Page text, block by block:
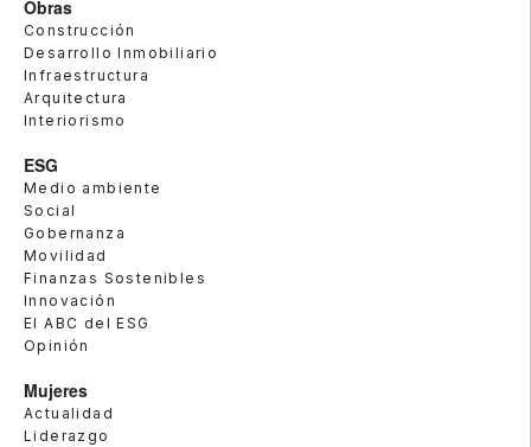
Obras
Construcción
Desarrollo Inmobiliario
Infraestructura
Arquitectura
Interiorismo
ESG
Medio ambiente
Social
Gobernanza
Movilidad
Finanzas Sostenibles
Innovación
El ABC del ESG
Opinión
Mujeres
Actualidad
Liderazgo